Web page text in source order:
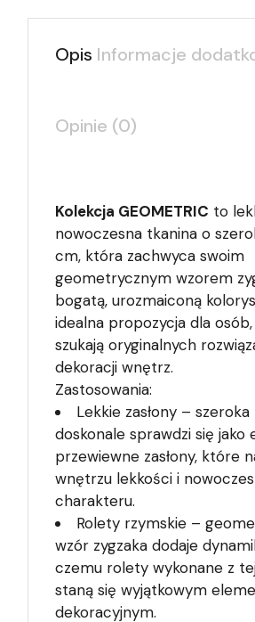
Opis Informacje
Opinie (0)
Kolekcja GEOMETRIC to
nowoczesna tkanina o
cm, która zachwyca swoim
geometrycznym wzorem
bogatą, urozmaiconą
idealna propozycja dla
szukają oryginalnych
dekoracji wnętrz.
Zastosowania:
Lekkie zasłony –
doskonale sprawdzi się jako
przewiewne zasłony, które
wnętrzu lekkości i
charakteru.
Rolety rzymskie –
wzór zygzaka dodaje
czemu rolety wykonane z
staną się wyjątkowym
dekoracyjnym.